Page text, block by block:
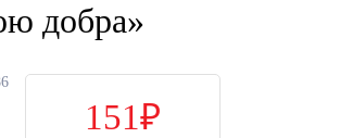
добра»
151